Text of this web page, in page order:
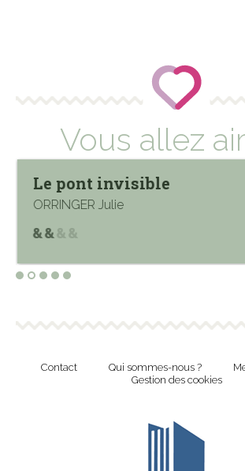
Vous allez
Le pont invisible
ORRINGER Julie
Contact Qui sommes-nous ?
Gestion des cookies